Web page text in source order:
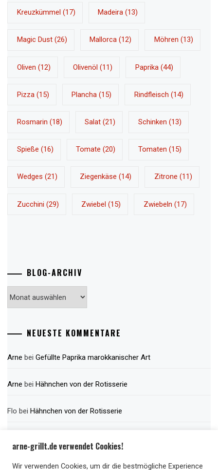
Kreuzkümmel (17) Madeira (13)
Magic Dust(26) Mallorca (12) Möhren (13)
Oliven (12) Olivenöl (11) Paprika(44)
Pizza(15) Plancha (15) Rindfleisch (14)
Rosmarin (18) Salat (21) Schinken (13)
Spieße (16) Tomate (20) Tomaten (15)
Wedges (21) Ziegenkäse (14) Zitrone (11)
Zucchini (29) Zwiebel (15) Zwiebeln (17)
BLOG-ARCHIV
NEUESTE KOMMENTARE
Arne bei Gefüllte Paprika marokkanischer Art
Arne bei Hähnchen von der Rotisserie
Flo bei Hähnchen von der Rotisserie
KethbeiPizzastein und der Trick mit dem Backpapier
arne-grillt.de verwendet Cookies!
Wir verwenden Cookies, um dir die bestmögliche Experience